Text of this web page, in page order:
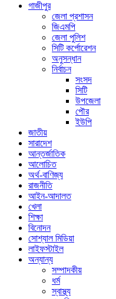
গাজীপুর
জেলা প্রশাসন
জিএমপি
জেলা পুলিশ
সিটি কর্পোরেশন
অনুসন্ধান
নির্বাচন
সংসদ
সিটি
উপজেলা
পৌর
ইউপি
জাতীয়
সারাদেশ
আন্তর্জাতিক
আলোচিত
অর্থ-বাণিজ্য
রাজনীতি
আইন-আদালত
খেলা
শিক্ষা
বিনোদন
সোশ্যাল মিডিয়া
লাইফস্টাইল
অন্যান্য
সম্পাদকীয়
ধর্ম
স্বাস্থ্য